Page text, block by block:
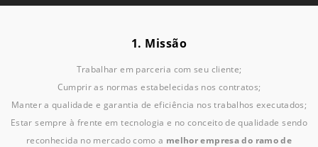
1. Missão
Trabalhar em parceria com seu cliente;
Cumprir as normas estabelecidas nos contratos;
Manter a qualidade e garantia de eficiência nos trabalhos executados;
Estar sempre à frente em tecnologia e no conceito de qualidade sendo
reconhecida no mercado como a melhor empresa do ramo de